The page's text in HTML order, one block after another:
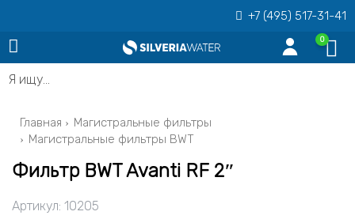
+7 (495) 517-31-41
0
Я ищу…
Главная
Магистральные фильтры
Магистральные фильтры BWT
Фильтр BWT Avanti RF 2″
Артикул: 10205